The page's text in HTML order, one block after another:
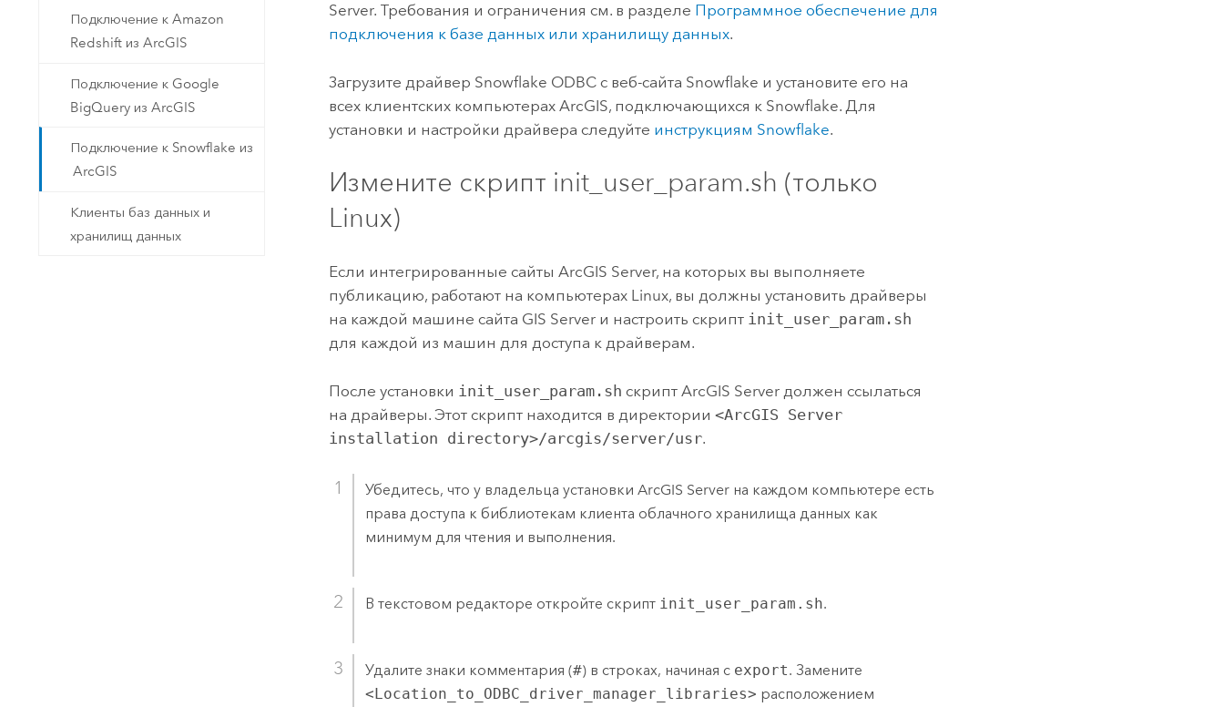
Подключение к Amazon
Redshift из ArcGIS
Подключение к Google
BigQuery из ArcGIS
Подключение к Snowflake из
ArcGIS
Клиенты баз данных и
хранилищ данных
Server. Требования и ограничения см. в разделе Программное обеспечение для
подключения к базе данных или хранилищу данных.
Загрузите драйвер Snowflake ODBC с веб-сайта Snowflake и установите его на
всех клиентских компьютерах ArcGIS, подключающихся к Snowflake. Для
установки и настройки драйвера следуйте инструкциям Snowflake.
Измените скрипт init_user_param.sh (только
Linux)
Если интегрированные сайтыArcGIS Server, на которых вы выполняете
публикацию, работают на компьютерах Linux, вы должны установить драйверы
на каждой машине сайта GIS Server и настроить скрипт init_user_param.sh
для каждой из машин для доступа к драйверам.
После установки init_user_param.sh скриптArcGIS Server должен ссылаться
на драйверы. Этот скрипт находится в директории<ArcGIS Server
installation directory>/arcgis/server/usr.
Убедитесь, что у владельца установкиArcGIS Server на каждом компьютере есть
права доступа к библиотекам клиента облачного хранилища данных как
минимум для чтения и выполнения.
В текстовом редакторе откройте скрипт init_user_param.sh.
Удалите знаки комментария (#) в строках, начиная с export. Замените
<Location_to_ODBC_driver_manager_libraries> расположением